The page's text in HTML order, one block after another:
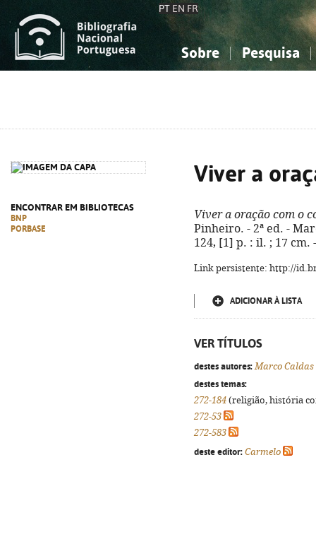
PT EN FR
Sobre Pesquisa
ENCONTRAR EM BIBLIOTECAS
BNP
PORBASE
Viver a
Viver a oração com o
Pinheiro. - 2ª ed. -
124, [1] p. : il. ; 17 cm.
Link persistente: http://
ADICIONAR À LISTA
VER TÍTULOS
destes autores: Marco Caldas
destes temas:
272-184 (religião, história
272-53
272-583
deste editor: Carmelo